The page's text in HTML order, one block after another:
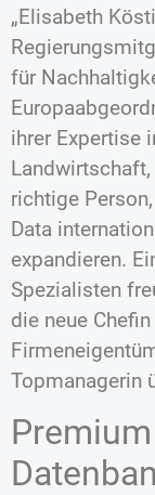
„Elisabeth
für
ihrer Expertise
richtige
Data
expandieren.
Spezialisten
die neue
Topmanagerin